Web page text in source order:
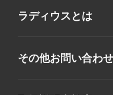
ラディウスとは
その他お問い合わせ